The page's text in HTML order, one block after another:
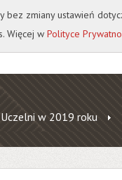
Uczelni w 2019 roku
zmiany ustawień
Więcej w Polityce